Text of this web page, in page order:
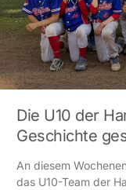
Die U10 der
Geschichte
An diesem
das U10-Team der